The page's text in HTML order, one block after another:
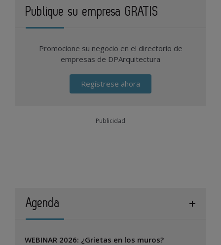
Publique su empresa GRATIS
Promocione su negocio en el directorio de
empresas de DPArquitectura
Regístrese ahora
Publicidad
Agenda
WEBINAR 2026: ¿Grietas en los muros?